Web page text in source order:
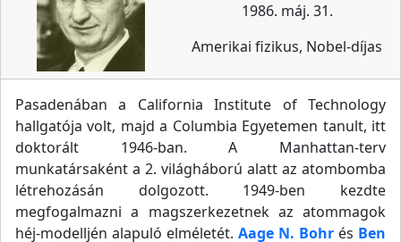
1986. máj. 31.
Amerikai fizikus, Nobel-díjas
Pasadenában a California Institute of Technology
hallgatója volt, majd a Columbia Egyetemen tanult, itt
doktorált 1946-ban. A Manhattan-terv
munkatársaként a 2. világháború alatt az atombomba
létrehozásán dolgozott. 1949-ben kezdte
megfogalmazni a magszerkezetnek az atommagok
héj-modelljén alapuló elméletét. Aage N. Bohr és Ben